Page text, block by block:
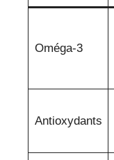
Oméga-3
Antioxydants